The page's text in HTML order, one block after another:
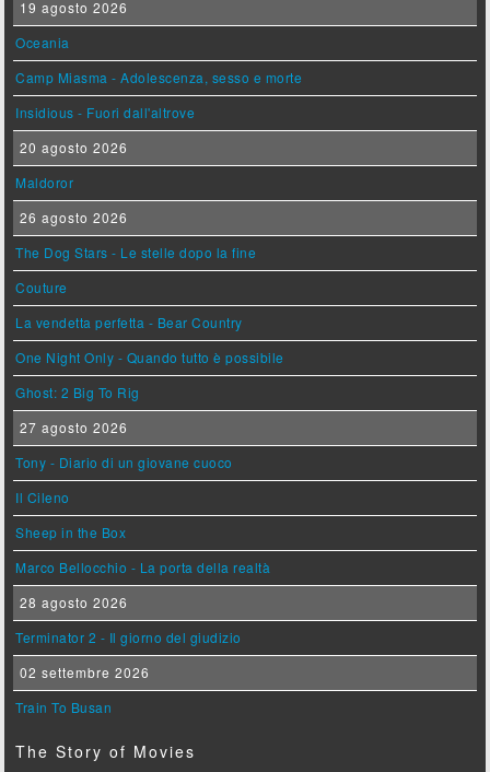
19 agosto 2026
Oceania
Camp Miasma - Adolescenza, sesso e morte
Insidious - Fuori dall'altrove
20 agosto 2026
Maldoror
26 agosto 2026
The Dog Stars - Le stelle dopo la fine
Couture
La vendetta perfetta - Bear Country
One Night Only - Quando tutto è possibile
Ghost: 2 Big To Rig
27 agosto 2026
Tony - Diario di un giovane cuoco
Il Cileno
Sheep in the Box
Marco Bellocchio - La porta della realtà
28 agosto 2026
Terminator 2 - Il giorno del giudizio
02 settembre 2026
Train To Busan
The Story of Movies